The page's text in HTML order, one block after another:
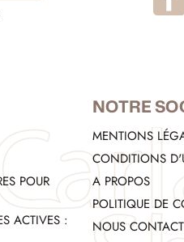
POUR
ACTIVES :
NOTRE
MENTIONS
CONDITIONS
A PROPOS
POLITIQUE DE
NOUS